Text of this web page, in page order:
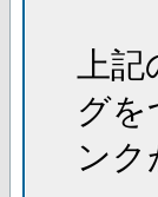
上
グを
ンク